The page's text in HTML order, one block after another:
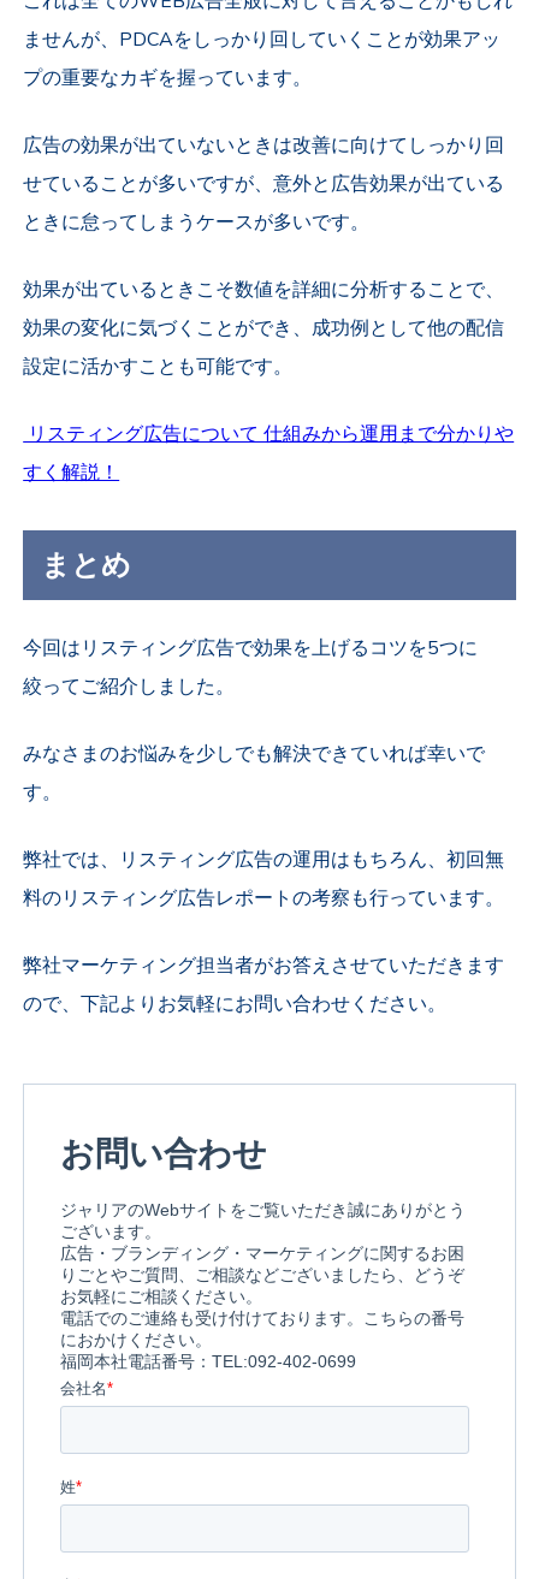
ませんが、PDCAをしっかり回していくことが効果アッ
プの重要なカギを握っています。
広告の効果が出ていないときは改善に向けてしっかり回
せていることが多いですが、意外と広告効果が出ている
ときに怠ってしまうケースが多いです。
効果が出ているときこそ数値を詳細に分析することで、
効果の変化に気づくことができ、成功例として他の配信
設定に活かすことも可能です。
リスティング広告について 仕組みから運用まで分かりや
すく解説！
まとめ
今回はリスティング広告で効果を上げるコツを5つに
絞ってご紹介しました。
みなさまのお悩みを少しでも解決できていれば幸いで
す。
弊社では、リスティング広告の運用はもちろん、初回無
料のリスティング広告レポートの考察も行っています。
弊社マーケティング担当者がお答えさせていただきます
ので、下記よりお気軽にお問い合わせください。